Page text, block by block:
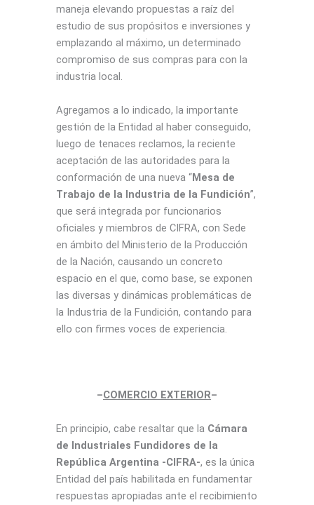
maneja elevando propuestas a raíz del
estudio de sus propósitos e inversiones y
emplazando al máximo, un determinado
compromiso de sus compras para con la
industria local.
Agregamos a lo indicado, la importante
gestión de la Entidad al haber conseguido,
luego de tenaces reclamos, la reciente
aceptación de las autoridades para la
conformación de una nueva “Mesa de
Trabajo de la Industria de la Fundición”,
que será integrada por funcionarios
oficiales y miembros de CIFRA, con Sede
en ámbito del Ministerio de la Producción
de la Nación, causando un concreto
espacio en el que, como base, se exponen
las diversas y dinámicas problemáticas de
la Industria de la Fundición, contando para
ello con firmes voces de experiencia.
–COMERCIO EXTERIOR–
En principio, cabe resaltar que la Cámara
de Industriales Fundidores de la
República Argentina -CIFRA-, es la única
Entidad del país habilitada en fundamentar
respuestas apropiadas ante el recibimiento